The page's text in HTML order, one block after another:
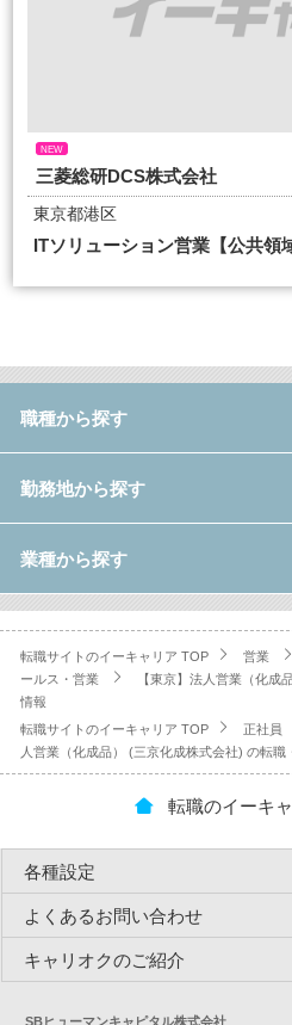
NEW
三菱総研DCS株式会社
東京都港区
ITソリューション営業【公共領
職種から探す
勤務地から探す
業種から探す
転職サイトのイーキャリア TOP 営業
ールス・営業
【東京】法人営業（化成
情報
転職サイトのイーキャリア TOP
正社員
人営業（化成品） (三京化成株式会社) の転職
転職のイーキ
各種設定
よくあるお問い合わせ
キャリオクのご紹介
SBヒューマンキャピタル株式会社